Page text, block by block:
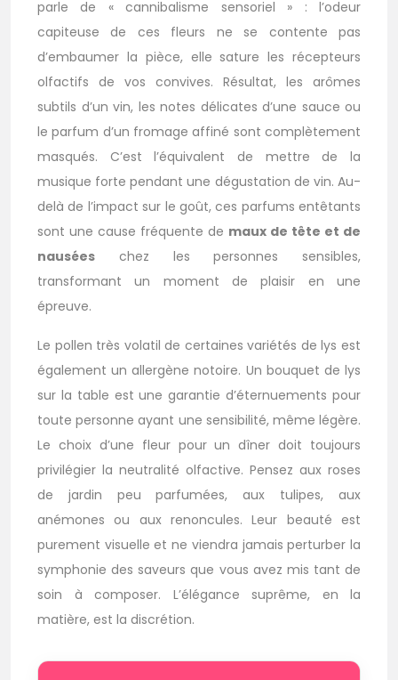
parle de « cannibalisme sensoriel » : l’odeur
capiteuse de ces fleurs ne se contente pas
d’embaumer la pièce, elle sature les récepteurs
olfactifs de vos convives. Résultat, les arômes
subtils d’un vin, les notes délicates d’une sauce ou
le parfum d’un fromage affiné sont complètement
masqués. C’est l’équivalent de mettre de la
musique forte pendant une dégustation de vin. Au-
delà de l’impact sur le goût, ces parfums entêtants
sont une cause fréquente de maux de tête et de
nausées chez les personnes sensibles,
transformant un moment de plaisir en une
épreuve.
Le pollen très volatil de certaines variétés de lys est
également un allergène notoire. Un bouquet de lys
sur la table est une garantie d’éternuements pour
toute personne ayant une sensibilité, même légère.
Le choix d’une fleur pour un dîner doit toujours
privilégier la neutralité olfactive. Pensez aux roses
de jardin peu parfumées, aux tulipes, aux
anémones ou aux renoncules. Leur beauté est
purement visuelle et ne viendra jamais perturber la
symphonie des saveurs que vous avez mis tant de
soin à composer. L’élégance suprême, en la
matière, est la discrétion.